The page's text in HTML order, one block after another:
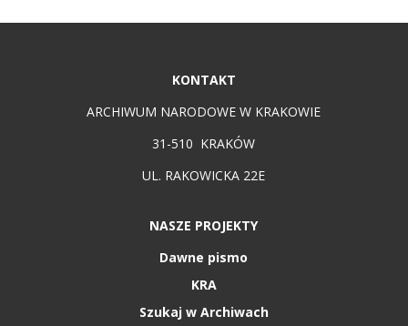
KONTAKT
ARCHIWUM NARODOWE W KRAKOWIE
31-510 KRAKÓW
UL. RAKOWICKA 22E
NASZE PROJEKTY
Dawne pismo
KRA
Szukaj w Archiwach